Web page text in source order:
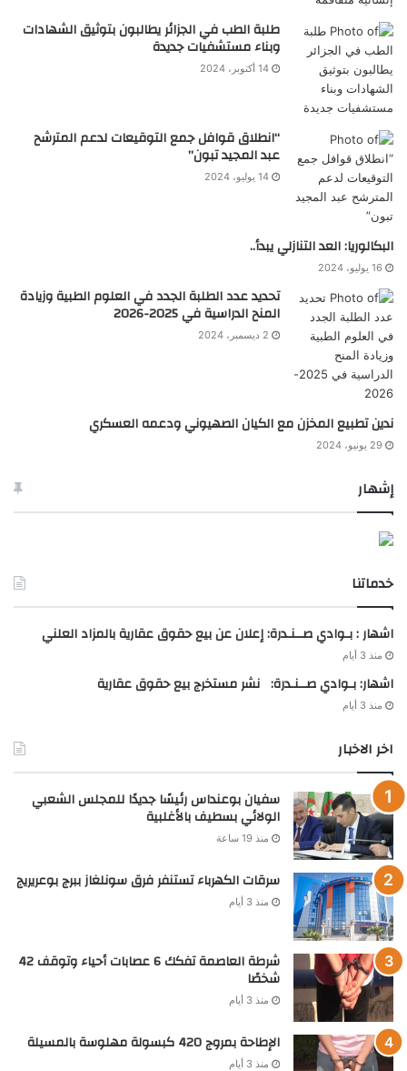
طلبة الطب في الجزائر يطالبون بتوثيق الشهادات
وبناء مستشفيات جديدة
14 أكتوبر، 2024
“انطلاق قوافل جمع التوقيعات لدعم المترشح
عبد المجيد تبون”
14 يوليو، 2024
البكالوريا: العد التنازلي يبدأ..
16 يوليو، 2024
تحديد عدد الطلبة الجدد في العلوم الطبية وزيادة
المنح الدراسية في 2025-2026
2 ديسمبر، 2024
ندين تطبيع المخزن مع الكيان الصهيوني ودعمه العسكري
29 يونيو، 2024
إشهار
خدماتنا
اشهار : بـوادي صــنـدرة: إعلان عن بيع حقوق عقارية بالمزاد العلني
منذ 3 أيام
اشهار: بـوادي صــنـدرة: نشر مستخرج بيع حقوق عقارية
منذ 3 أيام
اخر الاخبار
سفيان بوعنداس رئيسًا جديدًا للمجلس الشعبي
الولائي بسطيف بالأغلبية
منذ 19 ساعة
سرقات الكهرباء تستنفر فرق سونلغاز ببرج بوعريريج
منذ 3 أيام
شرطة العاصمة تفكك 6 عصابات أحياء وتوقف 42
شخصًا
منذ 3 أيام
الإطاحة بمروج 420 كبسولة مهلوسة بالمسيلة
منذ 3 أيام